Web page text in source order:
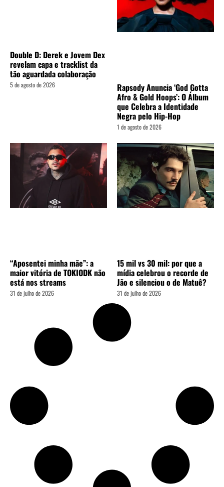
Double D: Derek e Jovem Dex
revelam capa e tracklist da
tão aguardada colaboração
5 de agosto de 2026 Rapsody Anuncia ‘God Gotta
Afro & Gold Hoops’: O Álbum
que Celebra a Identidade
Negra pelo Hip-Hop
1 de agosto de 2026
“Aposentei minha mãe”: a
maior vitória de TOKIODK não
está nos streams
31 de julho de 2026
15 mil vs 30 mil: por que a
mídia celebrou o recorde de
Jão e silenciou o de Matuê?
31 de julho de 2026